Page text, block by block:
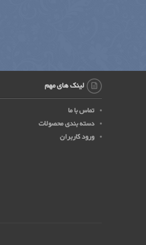
لینک های مهم
تماس با ما
دسته بندی محصولات
ورود کاربران